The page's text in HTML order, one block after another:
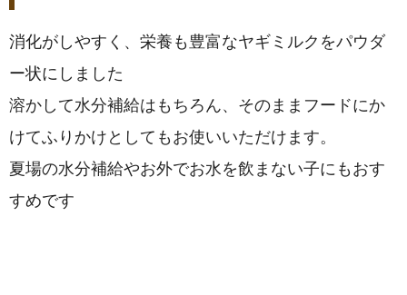
消化がしやすく、栄養も豊富なヤギミルクをパウダ
ー状にしました
溶かして水分補給はもちろん、そのままフードにか
けてふりかけとしてもお使いいただけます。
夏場の水分補給やお外でお水を飲まない子にもおす
すめです